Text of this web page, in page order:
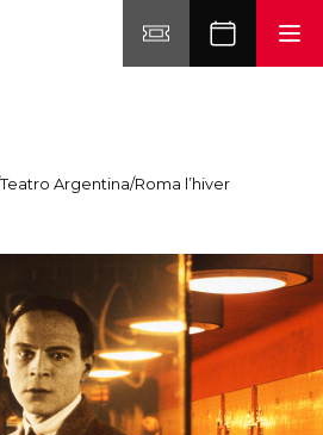
Teatro Argentina/Roma l’hiver